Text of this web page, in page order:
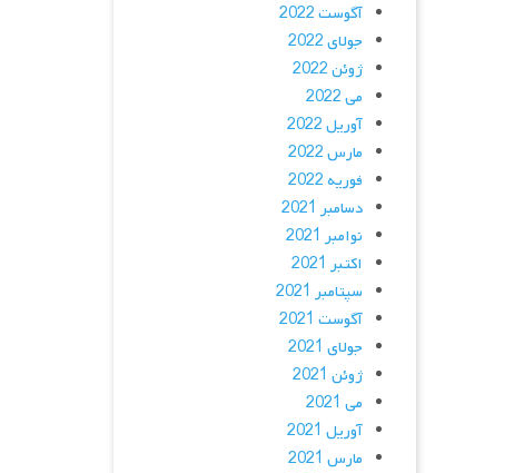
آگوست 2022
جولای 2022
ژوئن 2022
می 2022
آوریل 2022
مارس 2022
فوریه 2022
دسامبر 2021
نوامبر 2021
اکتبر 2021
سپتامبر 2021
آگوست 2021
جولای 2021
ژوئن 2021
می 2021
آوریل 2021
مارس 2021